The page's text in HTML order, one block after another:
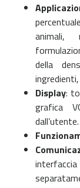
animali,
della
Display:
grafica
dall’utente.